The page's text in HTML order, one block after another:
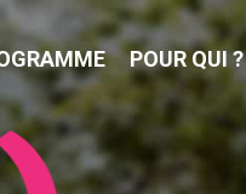
POUR QUI ?